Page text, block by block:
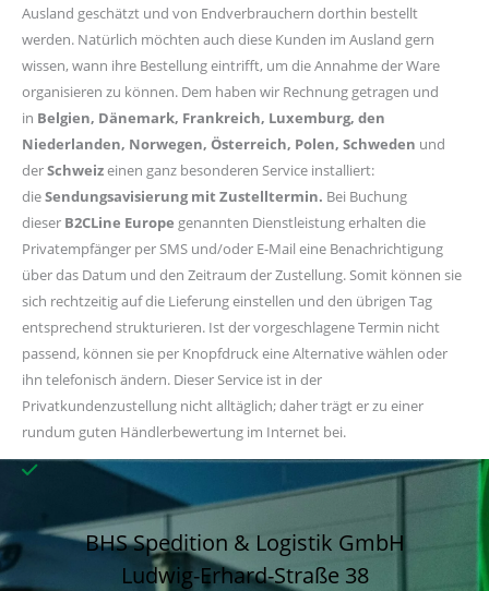
Ausland geschätzt und von Endverbrauchern dorthin bestellt
werden. Natürlich möchten auch diese Kunden im Ausland gern
wissen, wann ihre Bestellung eintrifft, um die Annahme der Ware
organisieren zu können. Dem haben wir Rechnung getragen und
in Belgien, Dänemark, Frankreich, Luxemburg, den
Niederlanden, Norwegen, Österreich, Polen, Schweden und
derSchweizeinen ganz besonderen Service installiert:
dieSendungsavisierung mit Zustelltermin. Bei Buchung
dieser B2CLine Europe genannten Dienstleistung erhalten die
Privatempfänger per SMS und/oder E-Mail eine Benachrichtigung
über das Datum und den Zeitraum der Zustellung. Somit können sie
sich rechtzeitig auf die Lieferung einstellen und den übrigen Tag
entsprechend strukturieren. Ist der vorgeschlagene Termin nicht
passend, können sie per Knopfdruck eine Alternative wählen oder
ihn telefonisch ändern. Dieser Service ist in der
Privatkundenzustellung nicht alltäglich; daher trägt er zu einer
rundum guten Händlerbewertung im Internet bei.
BHS Spedition & Logistik GmbH
Ludwig-Erhard-Straße 38